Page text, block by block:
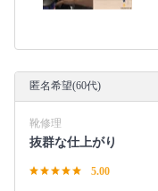
匿名希望(60代)
靴修理
抜群な仕上がり
5.00